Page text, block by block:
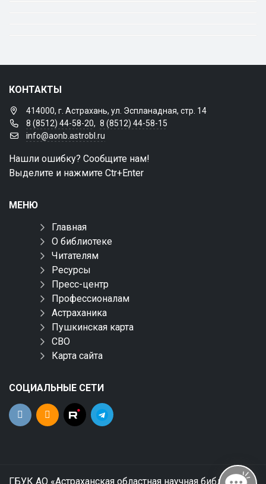
КОНТАКТЫ
414000, г. Астрахань, ул. Эспланадная, стр. 14
8 (8512) 44-58-20, 8 (8512) 44-58-15
info@aonb.astrobl.ru
Нашли ошибку? Сообщите нам!
Выделите и нажмите Ctr+Enter
МЕНЮ
Главная
О библиотеке
Читателям
Ресурсы
Пресс-центр
Профессионалам
Астраханика
Пушкинская карта
СВО
Карта сайта
СОЦИАЛЬНЫЕ СЕТИ
ГБУК АО «Астраханская областная научная библиотека